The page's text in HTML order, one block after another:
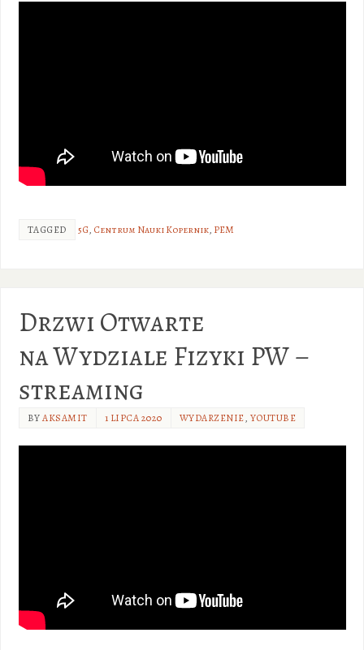
TAGGED 5G, Centrum Nauki Kopernik, PEM
Drzwi Otwarte
na Wydziale Fizyki PW –
streaming
BYAKSAMIT 1 LIPCA 2020 WYDARZENIE, YOUTUBE